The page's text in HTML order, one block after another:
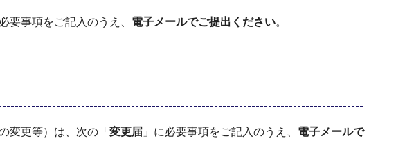
要事項をご記入のうえ、 電子メールでご提出ください。
変更等）は、次の「 変更届 」に必要事項をご記入のうえ、 電子メールで